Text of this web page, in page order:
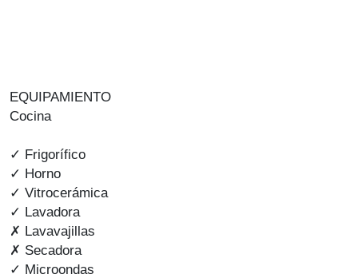
EQUIPAMIENTO
Cocina
✓ Frigorífico
✓ Horno
✓ Vitrocerámica
✓ Lavadora
✗ Lavavajillas
✗ Secadora
✓ Microondas